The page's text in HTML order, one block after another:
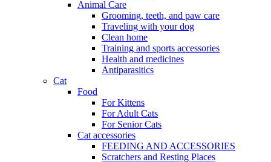
Animal Care
Grooming, teeth, and paw care
Traveling with your dog
Clean home
Training and sports accessories
Health and medicines
Antiparasitics
Cat
Food
For Kittens
For Adult Cats
For Senior Cats
Cat accessories
FEEDING AND ACCESSORIES
Scratchers and Resting Places